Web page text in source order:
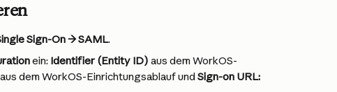
Sign-On → SAML.
ein: Identifier (Entity ID) aus dem WorkOS-
aus dem WorkOS-Einrichtungsablauf und Sign-on URL: